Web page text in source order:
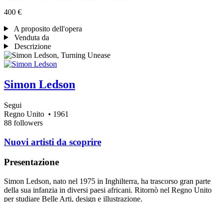
400 €
A proposito dell'opera
Venduta da
Descrizione
Simon Ledson
Segui
Regno Unito • 1961
88 followers
Nuovi artisti da scoprire
Presentazione
Simon Ledson, nato nel 1975 in Inghilterra, ha trascorso gran parte
della sua infanzia in diversi paesi africani. Ritornò nel Regno Unito
per studiare Belle Arti, design e illustrazione.